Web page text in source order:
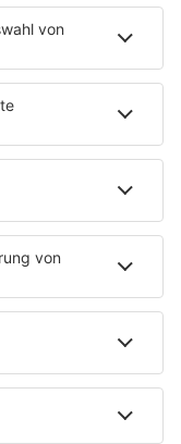
Folge 166
INFO
Folge 165
Going
INFO
INFO
Folge 163
Charming